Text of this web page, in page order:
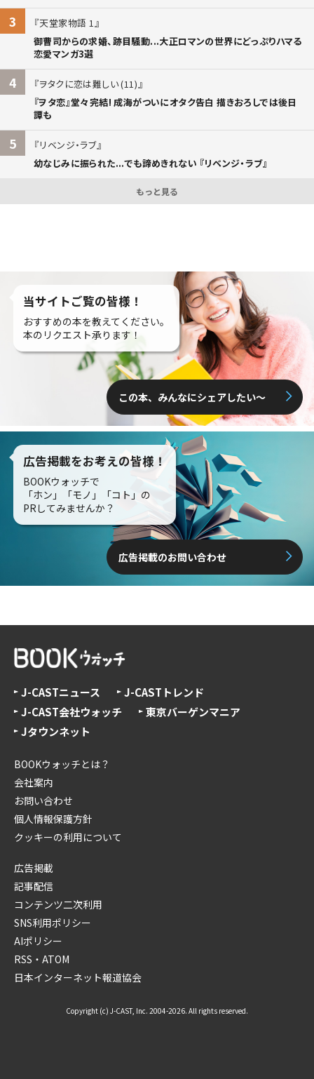
3
天堂家物語 1
御曹司からの求婚、跡目騒動...大正ロマンの世界にどっぷりハマる
恋愛マンガ3選
4
ヲタクに恋は難しい (11)
『ヲタ恋』堂々完結! 成海がついにオタク告白 描きおろしでは後日
譚も
5
リベンジ・ラブ
幼なじみに振られた...でも諦めきれない 『リベンジ・ラブ』
もっと見る
当サイトご覧の皆様！
おすすめの本を教えてください。
本のリクエスト承ります！
この本、みんなにシェアしたい〜
広告掲載をお考えの皆様！
BOOKウォッチで
「ホン」「モノ」「コト」の
PRしてみませんか？
広告掲載のお問い合わせ
J-CASTニュース
J-CASTトレンド
J-CAST会社ウォッチ
東京バーゲンマニア
Jタウンネット
BOOKウォッチとは？
会社案内
お問い合わせ
個人情報保護方針
クッキーの利用について
広告掲載
記事配信
コンテンツ二次利用
SNS利用ポリシー
AIポリシー
RSS・ATOM
日本インターネット報道協会
Copyright (c) J-CAST, Inc. 2004-2026. All rights reserved.